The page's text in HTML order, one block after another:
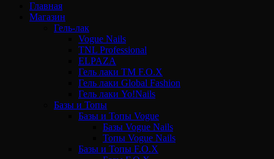
Главная
Магазин
Гель-лак
Vogue Nails
TNL Professional
ELPAZA
Гель лаки ТМ F.O.X
Гель лаки Global Fashion
Гель лаки Yo!Nails
Базы и Топы
Базы и Топы Vogue
Базы Vogue Nails
Топы Vogue Nails
Базы и Топы F.O.X